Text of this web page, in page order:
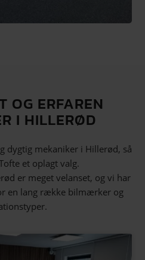
OG ERFAREN
I HILLERØD
dygtig mekaniker i Hillerød, så
et oplagt valg.
er meget velanset, og vi har
en lang række bilmærker og